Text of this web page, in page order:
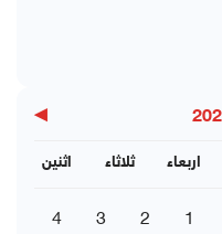
▶
اثنين ثلاثاء اربعاء
1
2
3
4